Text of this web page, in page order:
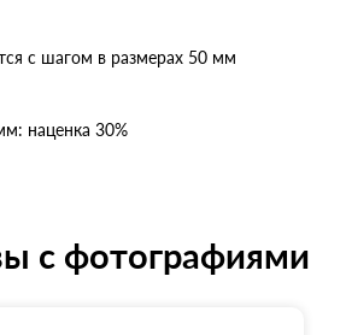
с шагом в размерах 50 мм
наценка 30%
с фотографиями